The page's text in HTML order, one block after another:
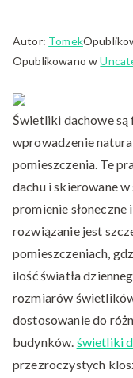
Autor: Tomek
Opublikowano w
Świetliki dachowe są
wprowadzenie
pomieszczenia. Te
dachu i skierowane
promienie
rozwiązanie jest
pomieszczeniach,
ilość światła
rozmiarów
dostosowanie do
budynków. świetliki
przezroczystych